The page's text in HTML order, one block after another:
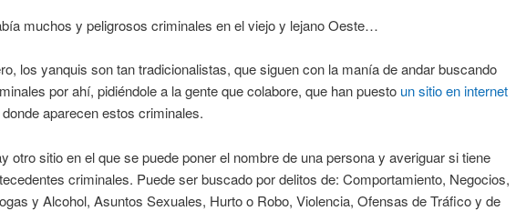
muchos y peligrosos criminales en el viejo y lejano Oeste…
los yanquis son tan tradicionalistas, que siguen con la manía de andar buscando
por ahí, pidiéndole a la gente que colabore, que han puesto un sitio en internet
aparecen estos criminales.
otro sitio en el que se puede poner el nombre de una persona y averiguar si tiene
criminales. Puede ser buscado por delitos de: Comportamiento, Negocios,
y Alcohol, Asuntos Sexuales, Hurto o Robo, Violencia, Ofensas de Tráfico y de